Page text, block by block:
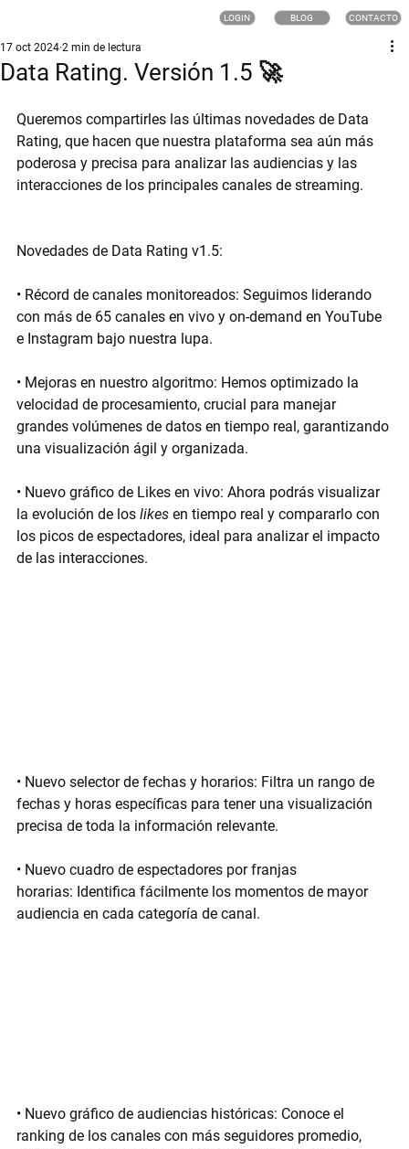
LOGIN CONTACTO
BLOG
Data Rating. Versión 1.5 🚀
17 oct 2024 2 min de lectura
Queremos compartirles las últimas novedades de Data
Rating, que hacen que nuestra plataforma sea aún más
poderosa y precisa para analizar las audiencias y las
interacciones de los principales canales de streaming.
Novedades de Data Rating v1.5:
• Récord de canales monitoreados: Seguimos liderando
con más de 65 canales en vivo y on-demand en YouTube
e Instagram bajo nuestra lupa.
• Mejoras en nuestro algoritmo: Hemos optimizado la
velocidad de procesamiento, crucial para manejar
grandes volúmenes de datos en tiempo real, garantizando
una visualización ágil y organizada.
• Nuevo gráfico de Likes en vivo: Ahora podrás visualizar
la evolución de los likes en tiempo real y compararlo con
los picos de espectadores, ideal para analizar el impacto
de las interacciones.
• Nuevo selector de fechas y horarios: Filtra un rango de
fechas y horas específicas para tener una visualización
precisa de toda la información relevante.
• Nuevo cuadro de espectadores por franjas
horarias: Identifica fácilmente los momentos de mayor
audiencia en cada categoría de canal.
• Nuevo gráfico de audiencias históricas: Conoce el
ranking de los canales con más seguidores promedio,